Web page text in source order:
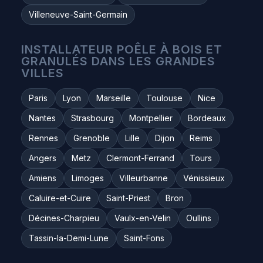
Villeneuve-Saint-Germain
INSTALLATEUR POÊLE À BOIS ET
GRANULÉS DANS LES GRANDES
VILLES
Paris Lyon Marseille Toulouse
Nice
Nantes
Strasbourg Montpellier
Bordeaux
Rennes
Grenoble Lille Dijon
Reims
Angers
Metz Clermont-Ferrand
Tours
Amiens
Limoges Villeurbanne
Vénissieux
Caluire-et-Cuire
Saint-Priest
Bron
Décines-Charpieu
Vaulx-en-Velin
Oullins
Tassin-la-Demi-Lune
Saint-Fons